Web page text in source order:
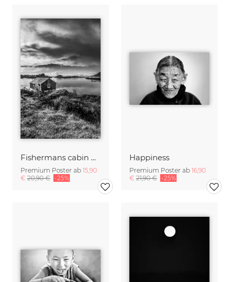
Fishermans cabin B&W
Premium Poster ab 15,90
€ 20,90 € -25%
Happiness
Premium Poster ab 16,90
€ 21,90 € -25%